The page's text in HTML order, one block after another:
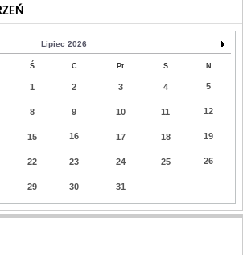
Lipiec 2026
Ś C Pt S N
1 2 3 4 5
8 9 10 11 12
15 16 17 18 19
22 23 24 25 26
29 30 31